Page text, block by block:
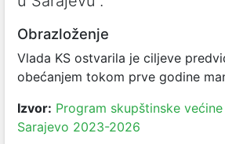
Obrazloženje
Vlada KS ostvarila je ciljeve
obećanjem tokom prve godine
Izvor: Program skupštinske
Sarajevo 2023-2026